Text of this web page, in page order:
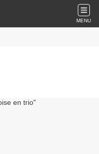
MENU